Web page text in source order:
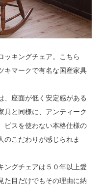
ッキングチェア。こちら
キマークで有名な国産家具
、座面が低く安定感がある
具と同様に、アンティーク
ビスを使わない本格仕様の
のこだわりが感じられま
ングチェアは５０年以上愛
た目だけでもその理由に納